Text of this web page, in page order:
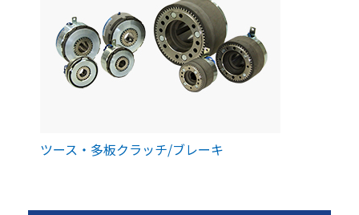
ツース・多板クラッチ/ブレーキ